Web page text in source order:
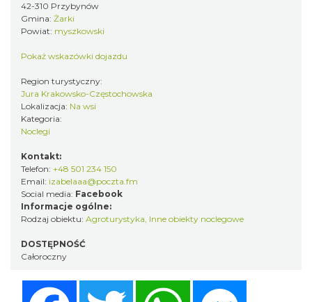
42-310 Przybynów
Gmina: Żarki
Powiat: myszkowski
Pokaż wskazówki dojazdu
Region turystyczny:
Jura Krakowsko-Częstochowska
Lokalizacja: Na wsi
Kategoria:
Noclegi
Kontakt:
Telefon: +48 501 234 150
Email: izabelaaa@poczta.fm
Social media: Facebook
Informacje ogólne:
Rodzaj obiektu: Agroturystyka Inne obiekty noclegowe
DOSTĘPNOŚĆ
Całoroczny
Twitter WhatsApp